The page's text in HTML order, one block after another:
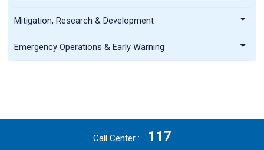
Mitigation, Research & Development
Emergency Operations & Early Warning
Call Center 117